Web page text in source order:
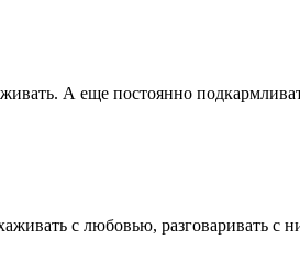
А еще постоянно
с любовью, разговаривать с